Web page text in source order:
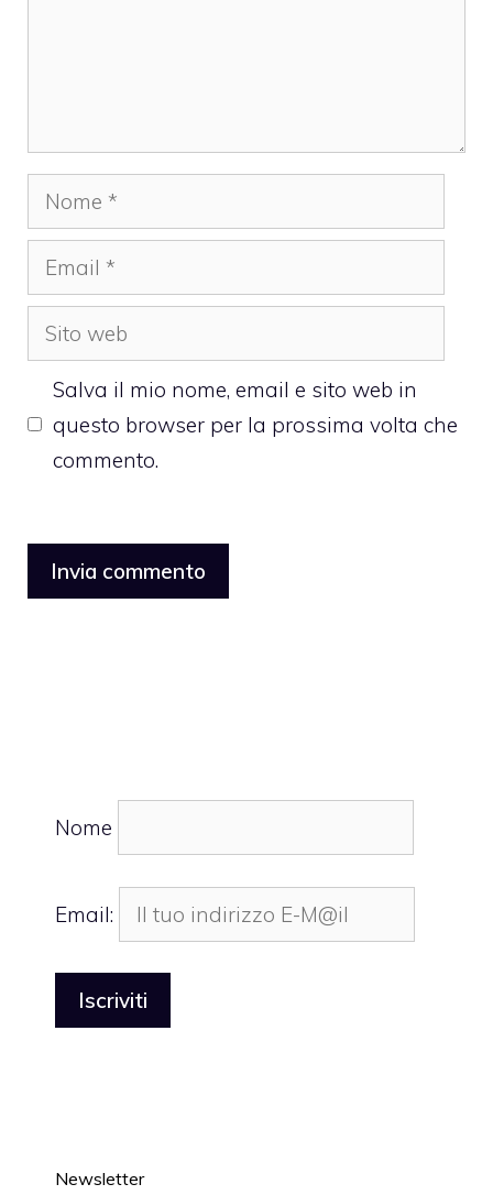
Nome
Email
Sito
web
Salva il mio nome, email e sito web in
questo browser per la prossima volta che
commento.
Nome
Email:
Newsletter